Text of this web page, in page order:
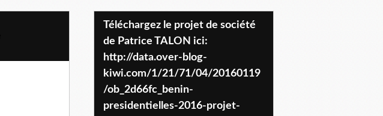
Téléchargez le projet de société
de Patrice TALON ici:
http://data.over-blog-
kiwi.com/1/21/71/04/20160119
/ob_2d66fc_benin-
presidentielles-2016-projet-